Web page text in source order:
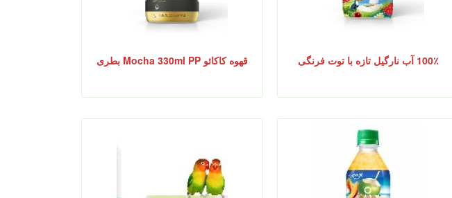
قهوه کاکائو Mocha 330ml PP بطری 100٪ آب نارگیل تازه با توت فرنگی